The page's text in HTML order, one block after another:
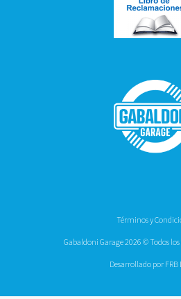
Términos y
Gabaldoni Garage 2026 © Todos los
Desarrollado por FRB